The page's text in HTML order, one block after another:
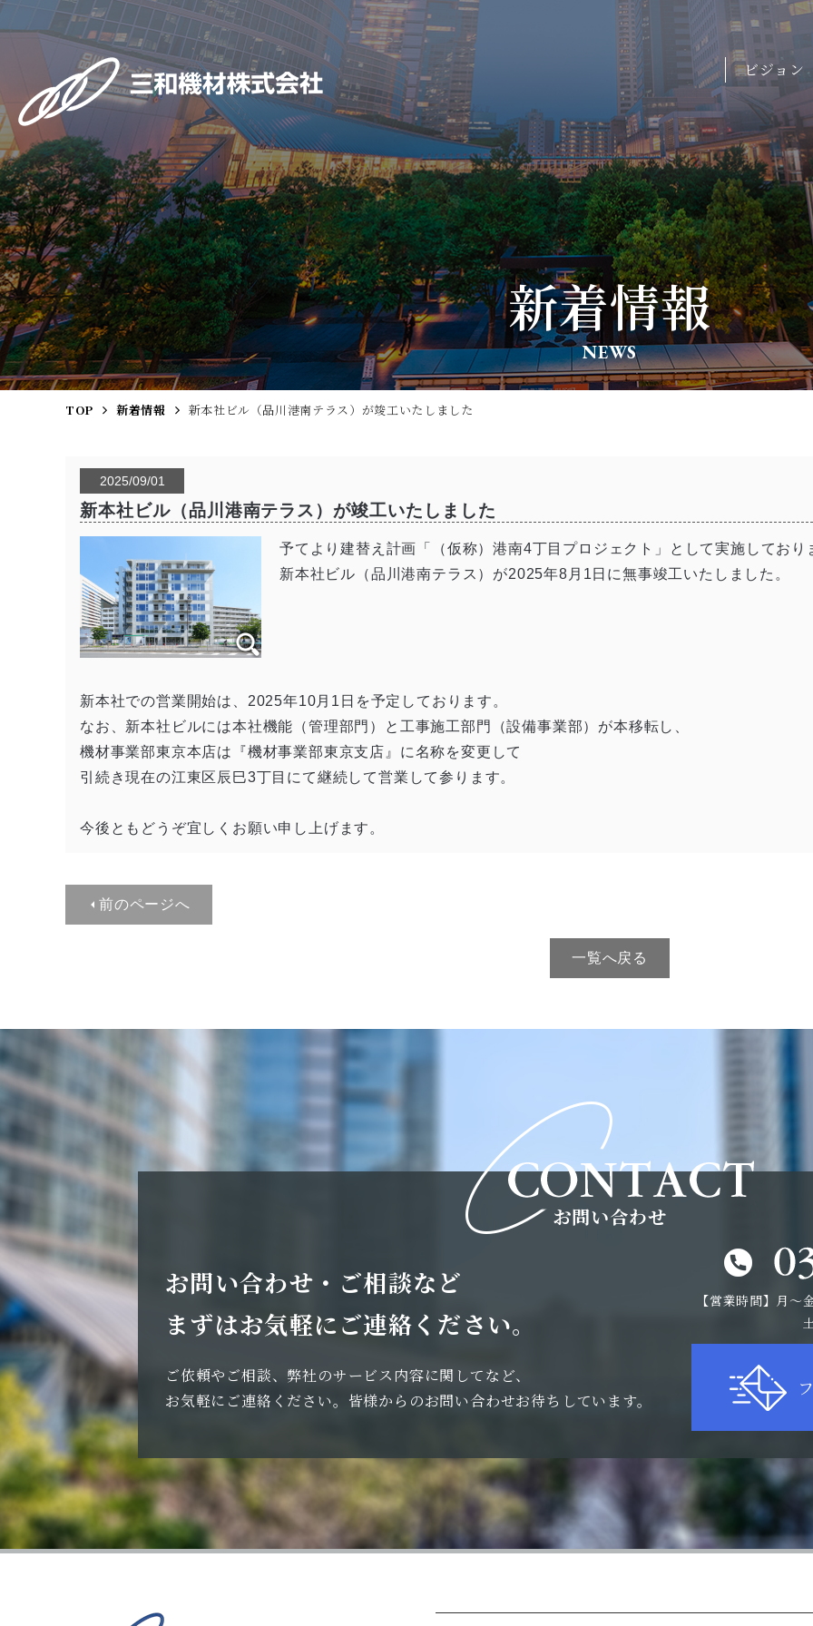
ビジョン
新着情報
NEWS
TOP 新着情報 新本社ビル（品川港南テラス）が竣工いたしました
2025/09/01
新本社ビル（品川港南テラス）が竣工いたしました
予てより建替え計画「（仮称）港南4丁目プロジェクト」として実施しており
新本社ビル（品川港南テラス）が2025年8月1日に無事竣工いたしました。
新本社での営業開始は、2025年10月1日を予定しております。
なお、新本社ビルには本社機能（管理部門）と工事施工部門（設備事業部）が本移転し、
機材事業部東京本店は『機材事業部東京支店』に名称を変更して
引続き現在の江東区辰巳3丁目にて継続して営業して参ります。
今後ともどうぞ宜しくお願い申し上げます。
前のページへ
一覧へ戻る
お問い合わせ
お問い合わせ・ご相談など
まずはお気軽にご連絡ください。
ご依頼やご相談、弊社のサービス内容に関してなど、
お気軽にご連絡ください。 皆様からのお問い合わせお待ちしています。
【営業時間】月